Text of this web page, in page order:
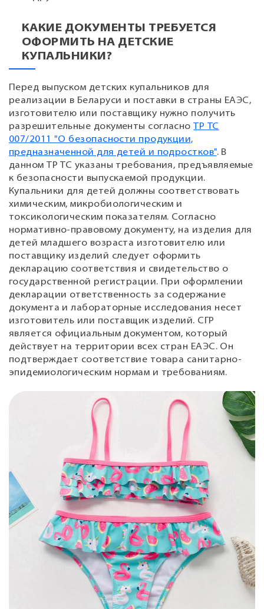
КАКИЕ ДОКУМЕНТЫ ТРЕБУЕТСЯ
ОФОРМИТЬ НА ДЕТСКИЕ
КУПАЛЬНИКИ?
Перед выпуском детских купальников для
реализации в Беларуси и поставки в страны ЕАЭС,
изготовителю или поставщику нужно получить
разрешительные документы согласноТР ТС
007/2011 "О безопасности продукции,
предназначенной для детей и подростков". В
данном ТР ТС указаны требования, предъявляемые
к безопасности выпускаемой продукции.
Купальники для детей должны соответствовать
химическим, микробиологическим и
токсикологическим показателям. Согласно
нормативно-правовому документу, на изделия для
детей младшего возраста изготовителю или
поставщику изделий следует оформить
декларацию соответствия и свидетельство о
государственной регистрации. При оформлении
декларации ответственность за содержание
документа и лабораторные исследования несет
изготовитель или поставщик изделий. СГР
является официальным документом, который
действует на территории всех стран ЕАЭС. Он
подтверждает соответствие товара санитарно-
эпидемиологическим нормам и требованиям.